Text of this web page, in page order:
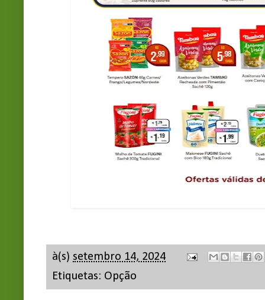
à(s) setembro 14, 2024
Etiquetas: Opção